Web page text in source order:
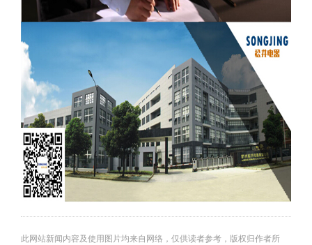
此网站新闻内容及使用图片均来自网络，仅供读者参考，版权归作者所